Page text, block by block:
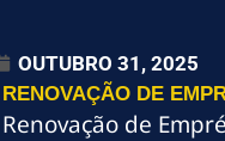
OUTUBRO 31, 2025
DE
de